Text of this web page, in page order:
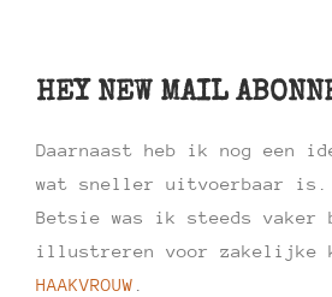
HEY NEW MAIL
Daarnaast heb ik nog een
wat sneller uitvoerbaar is.
Betsie was ik steeds vaker
illustreren voor zakelijke
HAAKVROUW